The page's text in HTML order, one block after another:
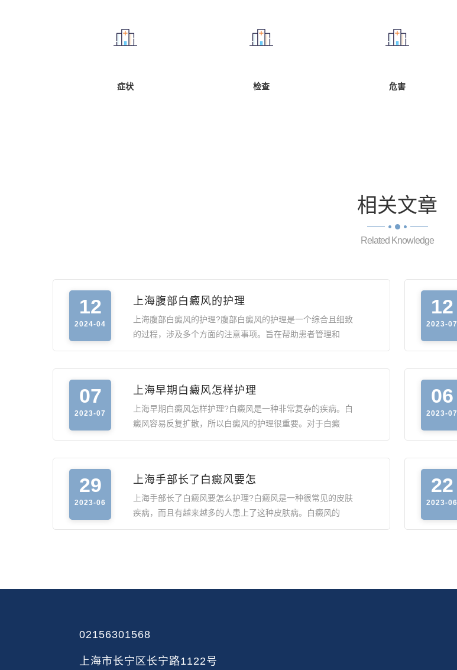
症状 检查 危害
相关文章
Related Knowledge
12
2024-04
上海腹部白癜风的护理
上海腹部白癜风的护理?腹部白癜风的护理是一个综合且细致
的过程，涉及多个方面的注意事项。旨在帮助患者管理和
12
2023-07
07
2023-07
上海早期白癜风怎样护理
上海早期白癜风怎样护理?白癜风是一种非常复杂的疾病。白
癜风容易反复扩散，所以白癜风的护理很重要。对于白癜
06
2023-07
29
2023-06
上海手部长了白癜风要怎
上海手部长了白癜风要怎么护理?白癜风是一种很常见的皮肤
疾病，而且有越来越多的人患上了这种皮肤病。白癜风的
22
2023-06
02156301568
上海市长宁区长宁路1122号